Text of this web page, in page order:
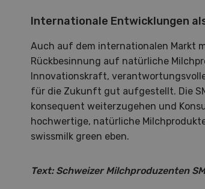
Internationale Entwicklungen
Auch auf dem internationalen Markt
Rückbesinnung auf natürliche
Innovationskraft,
für die Zukunft gut aufgestellt. Die
konsequent weiterzugehen und
hochwertige, natürliche
swissmilk green eben.
Text: Schweizer Milchproduzenten
SEP
10-11